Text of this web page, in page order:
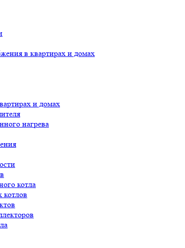
в квартирах и домах
и домах
нагрева
котла
котлов